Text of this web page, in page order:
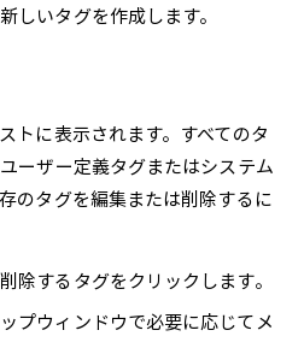
しいタグを作成します。
トに表示されます。すべてのタ
ーザー定義タグまたはシステム
のタグを編集または削除するに
除するタグをクリックします。
プウィンドウで必要に応じてメ